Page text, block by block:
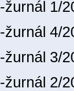
žurnál 1/
žurnál 4/
žurnál 3/
žurnál 2/